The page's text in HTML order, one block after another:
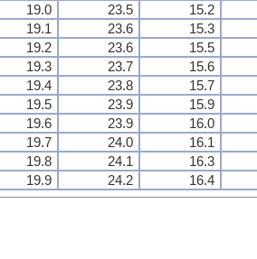
19.0 23.5
15.2
19.1 23.6
15.3
19.2 23.6
15.5
19.3 23.7
15.6
19.4 23.8
15.7
19.5 23.9
15.9
19.6 23.9
16.0
19.7 24.0
16.1
19.8 24.1
16.3
19.9 24.2 16.4